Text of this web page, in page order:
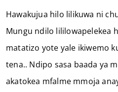
Hawakujua hilo lilikuwa ni
Mungu ndilo lililowapelekea
matatizo yote yale ikiwemo
tena.. Ndipo sasa baada ya
akatokea mfalme mmoja